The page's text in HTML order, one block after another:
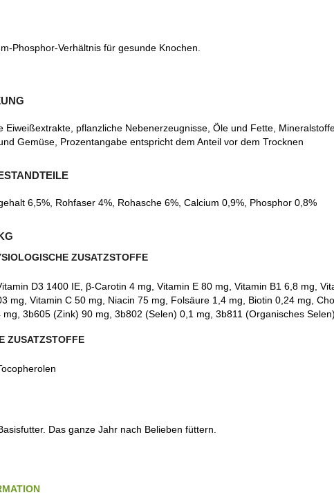
Phosphor-Verhältnis für gesunde Knochen.
Eiweißextrakte, pflanzliche Nebenerzeugnisse, Öle und Fette,
Gemüse, Prozentangabe entspricht dem Anteil vor dem Trocknen
6,5%, Rohfaser 4%, Rohasche 6%, Calcium 0,9%, Phosphor 0,8%
ZUSATZSTOFFE
D3 1400 IE, β-Carotin 4 mg, Vitamin E 80 mg, Vitamin B1 6,8 mg,
mg, Vitamin C 50 mg, Niacin 75 mg, Folsäure 1,4 mg, Biotin 0,24 mg,
3b605 (Zink) 90 mg, 3b802 (Selen) 0,1 mg, 3b811 (Organisches
ZUSATZSTOFFE
Das ganze Jahr nach Belieben füttern.